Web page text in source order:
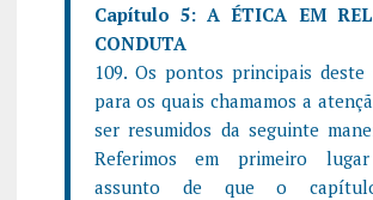
Capítulo 5: A ÉTICA EM
CONDUTA
109. Os pontos principais
para os quais chamamos a
ser resumidos da seguinte
Referimos em primeiro
assunto de que o